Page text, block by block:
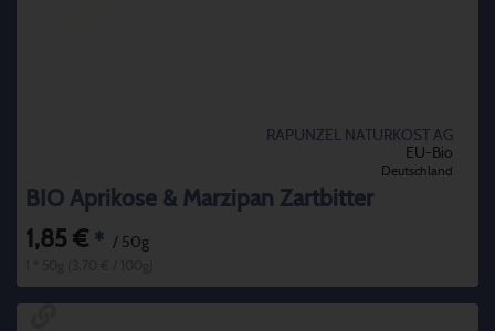
RAPUNZEL NATURKOST AG
EU-Bio
Deutschland
BIO Aprikose & Marzipan Zartbitter
1,85 € * / 50g